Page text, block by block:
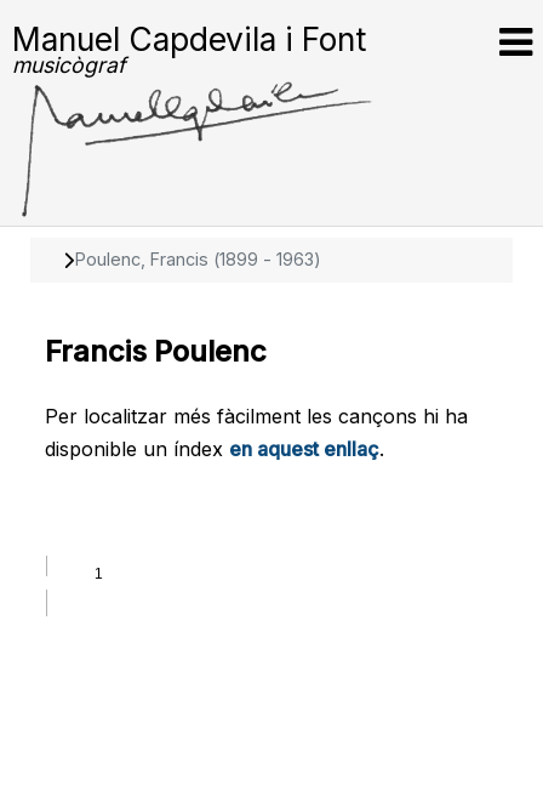
Manuel Capdevila i Font
musicògraf
Poulenc, Francis (1899 - 1963)
Francis Poulenc
Per localitzar més fàcilment les cançons hi ha
disponible un índex en aquest enllaç.